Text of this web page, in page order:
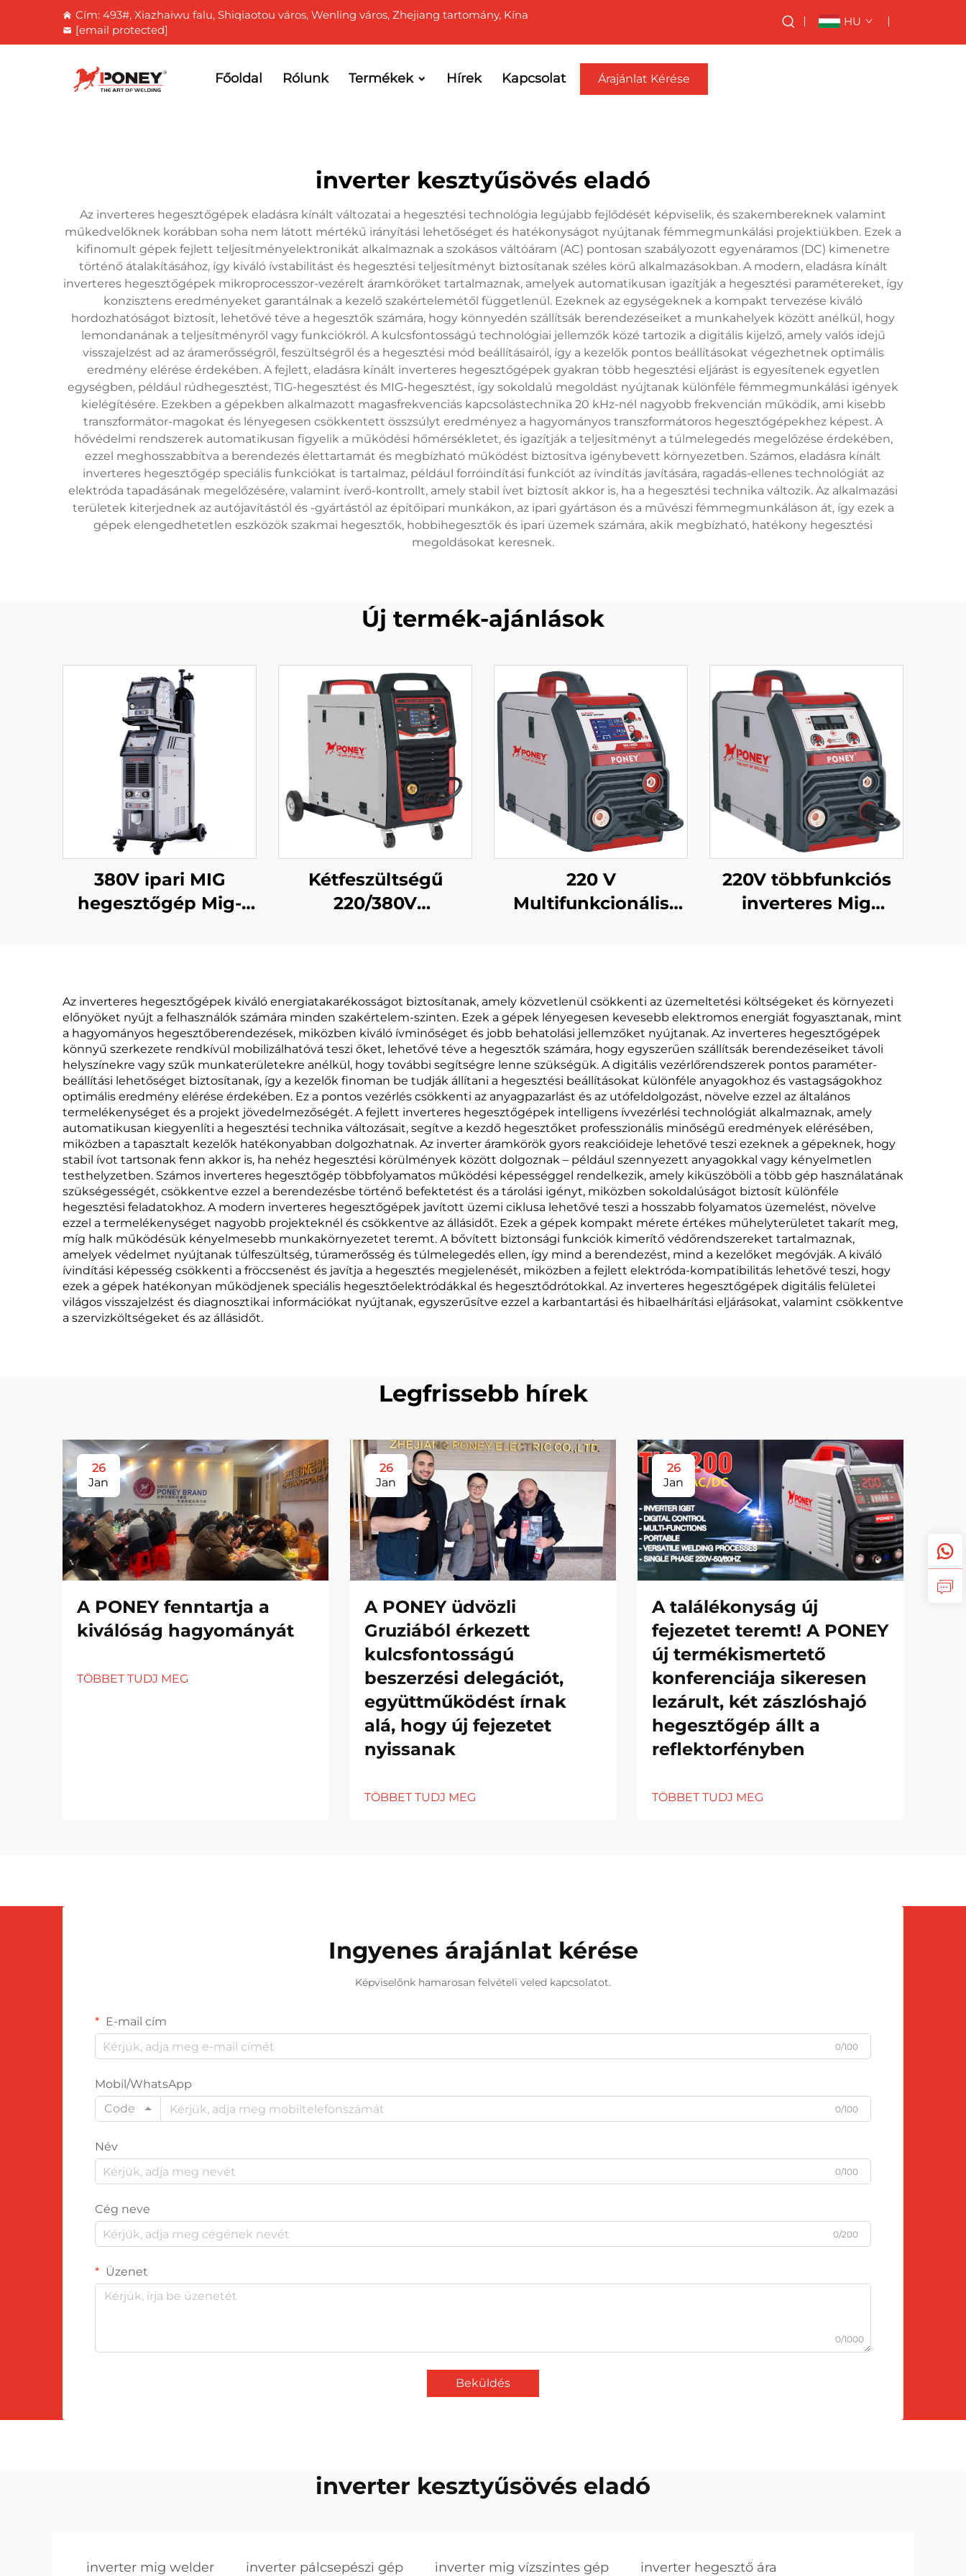
Cím: 493#, Xiazhaiwu falu, Shiqiaotou város, Wenling város, Zhejiang tartomány, Kína
[email protected]
HU
Főoldal Rólunk Termékek Hírek Kapcsolat Árajánlat Kérése
inverter kesztyűsövés eladó
Az inverteres hegesztőgépek eladásra kínált változatai a hegesztési technológia legújabb fejlődését képviselik, és szakembereknek valamint
műkedvelőknek korábban soha nem látott mértékű irányítási lehetőséget és hatékonyságot nyújtanak fémmegmunkálási projektiükben. Ezek a
kifinomult gépek fejlett teljesítményelektronikát alkalmaznak a szokásos váltóáram (AC) pontosan szabályozott egyenáramos (DC) kimenetre
történő átalakításához, így kiváló ívstabilitást és hegesztési teljesítményt biztosítanak széles körű alkalmazásokban. A modern, eladásra kínált
inverteres hegesztőgépek mikroprocesszor-vezérelt áramköröket tartalmaznak, amelyek automatikusan igazítják a hegesztési paramétereket, így
konzisztens eredményeket garantálnak a kezelő szakértelemétől függetlenül. Ezeknek az egységeknek a kompakt tervezése kiváló
hordozhatóságot biztosít, lehetővé téve a hegesztők számára, hogy könnyedén szállítsák berendezéseiket a munkahelyek között anélkül, hogy
lemondanának a teljesítményről vagy funkciókról. A kulcsfontosságú technológiai jellemzők közé tartozik a digitális kijelző, amely valós idejű
visszajelzést ad az áramerősségről, feszültségről és a hegesztési mód beállításairól, így a kezelők pontos beállításokat végezhetnek optimális
eredmény elérése érdekében. A fejlett, eladásra kínált inverteres hegesztőgépek gyakran több hegesztési eljárást is egyesítenek egyetlen
egységben, például rúdhegesztést, TIG-hegesztést és MIG-hegesztést, így sokoldalú megoldást nyújtanak különféle fémmegmunkálási igények
kielégítésére. Ezekben a gépekben alkalmazott magasfrekvenciás kapcsolástechnika 20 kHz-nél nagyobb frekvencián működik, ami kisebb
transzformátor-magokat és lényegesen csökkentett összsúlyt eredményez a hagyományos transzformátoros hegesztőgépekhez képest. A
hővédelmi rendszerek automatikusan figyelik a működési hőmérsékletet, és igazítják a teljesítményt a túlmelegedés megelőzése érdekében,
ezzel meghosszabbítva a berendezés élettartamát és megbízható működést biztosítva igénybevett környezetben. Számos, eladásra kínált
inverteres hegesztőgép speciális funkciókat is tartalmaz, például forróindítási funkciót az ívindítás javítására, ragadás-ellenes technológiát az
elektróda tapadásának megelőzésére, valamint íverő-kontrollt, amely stabil ívet biztosít akkor is, ha a hegesztési technika változik. Az alkalmazási
területek kiterjednek az autójavítástól és -gyártástól az építőipari munkákon, az ipari gyártáson és a művészi fémmegmunkáláson át, így ezek a
gépek elengedhetetlen eszközök szakmai hegesztők, hobbihegesztők és ipari üzemek számára, akik megbízható, hatékony hegesztési
megoldásokat keresnek.
Új termék-ajánlások
380V ipari MIG
hegesztőgép Mig-
rendszer
Kétfeszültségű
220/380V
impulzusos LCD
digitális
szabályozású
szinergikus
hegesztőgép
220 V
Multifunkcionális
LCD Digitális
Szabályozású
Szinkronizált MIG
Hegesztőgép
220V többfunkciós
inverteres Mig
hegesztőgép
Az inverteres hegesztőgépek kiváló energiatakarékosságot biztosítanak, amely közvetlenül csökkenti az üzemeltetési költségeket és környezeti
előnyöket nyújt a felhasználók számára minden szakértelem-szinten. Ezek a gépek lényegesen kevesebb elektromos energiát fogyasztanak, mint
a hagyományos hegesztőberendezések, miközben kiváló ívminőséget és jobb behatolási jellemzőket nyújtanak. Az inverteres hegesztőgépek
könnyű szerkezete rendkívül mobilizálhatóvá teszi őket, lehetővé téve a hegesztők számára, hogy egyszerűen szállítsák berendezéseiket távoli
helyszínekre vagy szűk munkaterületekre anélkül, hogy további segítségre lenne szükségük. A digitális vezérlőrendszerek pontos paraméter-
beállítási lehetőséget biztosítanak, így a kezelők finoman be tudják állítani a hegesztési beállításokat különféle anyagokhoz és vastagságokhoz
optimális eredmény elérése érdekében. Ez a pontos vezérlés csökkenti az anyagpazarlást és az utófeldolgozást, növelve ezzel az általános
termelékenységet és a projekt jövedelmezőségét. A fejlett inverteres hegesztőgépek intelligens ívvezérlési technológiát alkalmaznak, amely
automatikusan kiegyenlíti a hegesztési technika változásait, segítve a kezdő hegesztőket professzionális minőségű eredmények elérésében,
miközben a tapasztalt kezelők hatékonyabban dolgozhatnak. Az inverter áramkörök gyors reakcióideje lehetővé teszi ezeknek a gépeknek, hogy
stabil ívot tartsonak fenn akkor is, ha nehéz hegesztési körülmények között dolgoznak – például szennyezett anyagokkal vagy kényelmetlen
testhelyzetben. Számos inverteres hegesztőgép többfolyamatos működési képességgel rendelkezik, amely kiküszöböli a több gép használatának
szükségességét, csökkentve ezzel a berendezésbe történő befektetést és a tárolási igényt, miközben sokoldalúságot biztosít különféle
hegesztési feladatokhoz. A modern inverteres hegesztőgépek javított üzemi ciklusa lehetővé teszi a hosszabb folyamatos üzemelést, növelve
ezzel a termelékenységet nagyobb projekteknél és csökkentve az állásidőt. Ezek a gépek kompakt mérete értékes műhelyterületet takarít meg,
míg halk működésük kényelmesebb munkakörnyezetet teremt. A bővített biztonsági funkciók kimerítő védőrendszereket tartalmaznak,
amelyek védelmet nyújtanak túlfeszültség, túramerősség és túlmelegedés ellen, így mind a berendezést, mind a kezelőket megóvják. A kiváló
ívindítási képesség csökkenti a fröccsenést és javítja a hegesztés megjelenését, miközben a fejlett elektróda-kompatibilitás lehetővé teszi, hogy
ezek a gépek hatékonyan működjenek speciális hegesztőelektródákkal és hegesztődrótokkal. Az inverteres hegesztőgépek digitális felületei
világos visszajelzést és diagnosztikai információkat nyújtanak, egyszerűsítve ezzel a karbantartási és hibaelhárítási eljárásokat, valamint csökkentve
a szervizköltségeket és az állásidőt.
Legfrissebb hírek
26
Jan
A PONEY fenntartja a
kiválóság hagyományát
TÖBBET TUDJ MEG
26
Jan
A PONEY üdvözli
Gruziából érkezett
kulcsfontosságú
beszerzési delegációt,
együttműködést írnak
alá, hogy új fejezetet
nyissanak
TÖBBET TUDJ MEG
26
Jan
A találékonyság új
fejezetet teremt! A PONEY
új termékismertető
konferenciája sikeresen
lezárult, két zászlóshajó
hegesztőgép állt a
reflektorfényben
TÖBBET TUDJ MEG
Ingyenes árajánlat kérése
Képviselőnk hamarosan felvételi veled kapcsolatot.
E-mail cím
0/100
Mobil/WhatsApp
Code
0/100
Név
0/100
Cég neve
0/200
Üzenet
0/1000
Beküldés
inverter kesztyűsövés eladó
inverter mig welder inverter pálcsepészi gép inverter mig vízszintes gép inverter hegesztő ára